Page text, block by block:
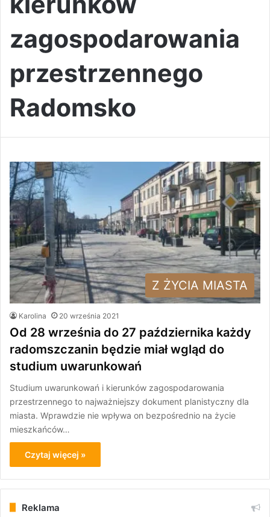
zagospodarowania
przestrzennego
Radomsko
Z ŻYCIA MIASTA
Karolina 20 września 2021
Od 28 września do 27 października każdy
radomszczanin będzie miał wgląd do
studium uwarunkowań
Studium uwarunkowań i kierunków zagospodarowania
przestrzennego to najważniejszy dokument planistyczny dla
miasta. Wprawdzie nie wpływa on bezpośrednio na życie
mieszkańców…
Czytaj więcej »
Reklama